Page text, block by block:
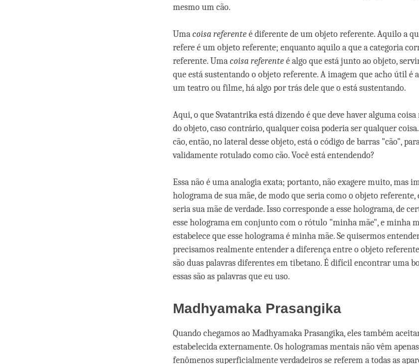
mesmo um cão.
Umacoisa referenteé diferente de um objeto referente. Aquilo a
refere é um objeto referente; enquanto aquilo a que a categoria
referente. Umacoisa referenteé algo que está junto ao objeto,
que está sustentando o objeto referente. A imagem que acho útil é
um teatro ou filme, há algo por trás dele que o está sustentando.
Aqui, o que Svatantrika está dizendo é que deve haver alguma
do objeto, caso contrário, qualquer coisa poderia ser qualquer
cão, então, no lateral desse objeto, está o código de barras "cão",
validamente rotulado como cão. Você está entendendo?
Essa não é uma analogia exata; portanto, não exagere muito, mas
holograma de sua mãe, de modo que seria como o objeto referente,
seria sua mãe de verdade. Isso corresponde a esse holograma, de
esse holograma em conjunto com o rótulo "minha mãe", e minha
estabelece que esse holograma é minha mãe. Se quisermos
precisamos realmente entender a diferença entre o objeto
são duas palavras diferentes em tibetano. É difícil encontrar uma
essas são as palavras que eu uso.
Madhyamaka Prasangika
Quando chegamos ao Madhyamaka Prasangika, eles também
estabelecida externamente. Os hologramas mentais não vêm apenas
fenômenos superficialmente verdadeiros se referem a todas as